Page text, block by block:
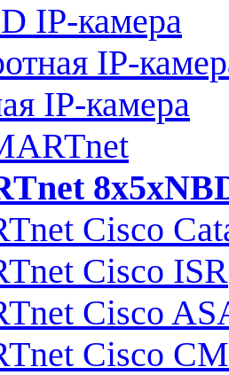
IP-камера
IP-
IP-камера
Cisco
Cisco ISR
Cisco
Cisco